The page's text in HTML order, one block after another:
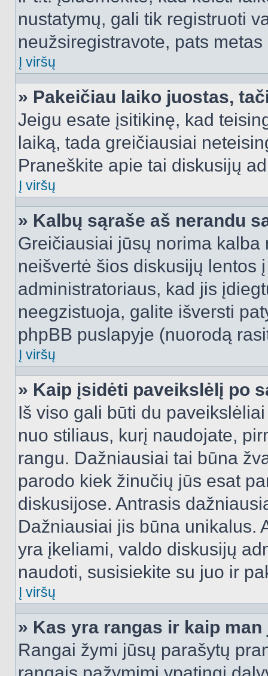
nustatymų, gali tik registruoti
neužsiregistravote, pats
Į viršų
» Pakeičiau laiko juostas,
Jeigu esate įsitikinę, kad
laiką, tada greičiausiai
Praneškite apie tai diskusijų
Į viršų
» Kalbų sąraše aš nerandu
Greičiausiai jūsų norima
neišvertė šios diskusijų lentos
administratoriaus, kad jis
neegzistuoja, galite išversti
phpBB puslapyje (nuorodą
Į viršų
» Kaip įsidėti paveikslėlį po
Iš viso gali būti du
nuo stiliaus, kurį naudojate,
rangu. Dažniausiai tai būna
parodo kiek žinučių jūs esat
diskusijose. Antrasis
Dažniausiai jis būna unikalus.
yra įkeliami, valdo diskusijų
naudoti, susisiekite su juo ir
Į viršų
» Kas yra rangas ir kaip
Rangai žymi jūsų parašytų